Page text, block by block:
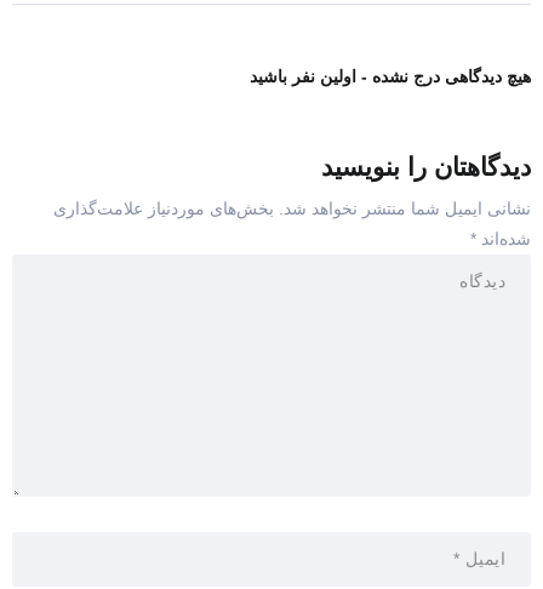
هیچ دیدگاهی درج نشده - اولین نفر باشید
دیدگاهتان را بنویسید
نشانی ایمیل شما منتشر نخواهد شد. بخش‌های موردنیاز علامت‌گذاری
شده‌اند *